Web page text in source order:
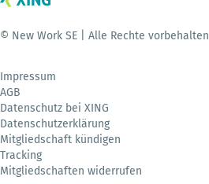
© New Work SE | Alle Rechte vorbehalten
Impressum
AGB
Datenschutz bei XING
Datenschutzerklärung
Mitgliedschaft kündigen
Tracking
Mitgliedschaften widerrufen